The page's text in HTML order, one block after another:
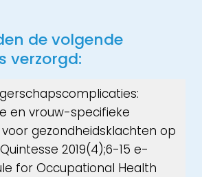
de volgende
verzorgd:
en vrouw-specifieke
gezondheidsklachten op
2019(4);6-15 e-
for Occupational Health